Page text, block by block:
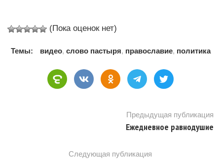
(Пока оценок нет)
Темы: видео, слово пастыря, православие, политика
Предыдущая публикация
Ежедневное равнодушие
Следующая публикация